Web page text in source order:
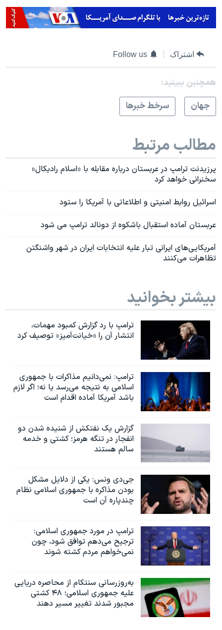
اشتراک Follow us
همچنبن ببینید:
جهان
سرخط خبرها
مطالب مرتبط
پرزیدنت ترامپ در عربستان درباره مقابله با «اسلام رادیکال»
سخنرانی خواهد کرد
اسرائیل روابط امنیتی و اطلاعاتی با آمریکا را ستود
عربستان آماده استقبال باشکوه از دونالد ترامپ می شود
آمریکایی‌های ایرانی تبار علیه انتخابات ایران در شهر واشنگتن
تظاهرات می‌کنند
بیشتر بخوانید
ترامپ با رد گزارش کمبود مهمات،
انتشار آن را «خیانت‌آمیز» توصیف کرد
ترامپ: نمی‌دانیم مذاکرات با جمهوری
اسلامی به نتیجه می‌رسد یا نه؛ اگر لازم
باشد آمریکا آماده اقدام است
گزارش یک نفتکش از شنیده شدن دو
انفجار در تنگه هرمز؛ کشتی و خدمه
سالم هستند
جی‌دی ونس: یکی از دلایل مشکل
بودن مذاکره با جمهوری اسلامی نظام
چندپاره آن است
ترامپ در مورد جمهوری اسلامی:
ترجیح می‌دهم توافق شود، چون
نمی‌خواهم مردم کشته شوند
به‌روزرسانی سنتکام از محاصره دریایی
علیه جمهوری اسلامی؛ ۴۸ کشتی
مجبور شدند تغییر مسیر دهند